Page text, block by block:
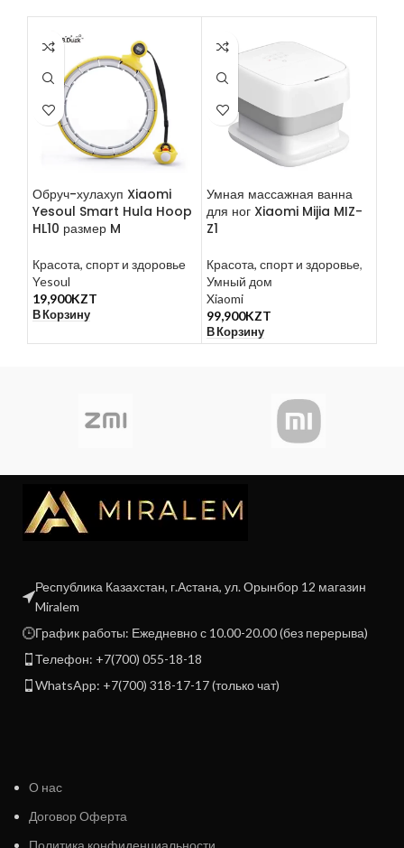
Обруч-хулахуп Xiaomi
Yesoul Smart Hula Hoop
HL10 размер M
Красота, спорт и здоровье
Yesoul
19,900KZT
В Корзину
Умная массажная ванна
для ног Xiaomi Mijia MIZ-
Z1
Красота, спорт и здоровье,
Умный дом
Xiaomi
99,900KZT
В Корзину
Республика Казахстан, г.Астана, ул. Орынбор 12 магазин
Miralem
График работы: Ежедневно с 10.00-20.00 (без перерыва)
Телефон: +7(700) 055-18-18
WhatsApp: +7(700) 318-17-17 (только чат)
О нас
Договор Оферта
Политика конфиденциальности